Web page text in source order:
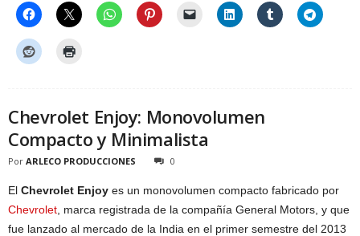
Chevrolet Enjoy: Monovolumen
Compacto y Minimalista
Por ARLECO PRODUCCIONES 0
El Chevrolet Enjoy es un monovolumen compacto fabricado por
Chevrolet , marca registrada de la compañía General Motors, y que
fue lanzado al mercado de la India en el primer semestre del 2013